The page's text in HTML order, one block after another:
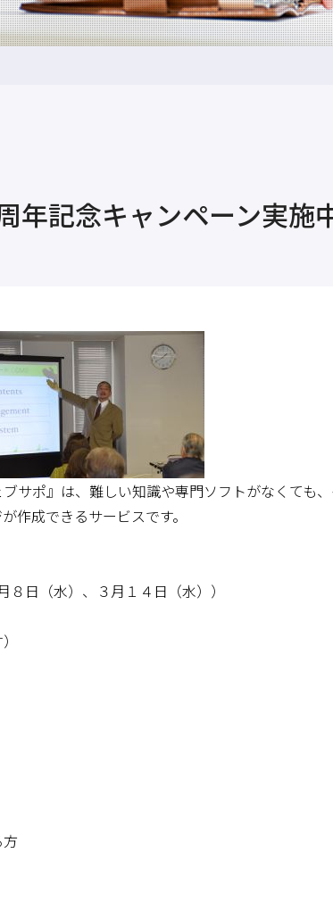
年記念キャンペーン実施
サポ』は、難しい知識や専門ソフトがなくても
作成できるサービスです。
日（水）、３月１４日（水））